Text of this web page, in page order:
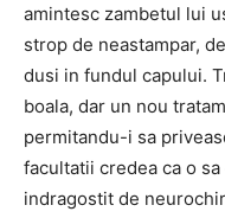
amintesc zambetul lui
strop de neastampar,
dusi in fundul capului.
boala, dar un nou
permitandu-i sa
facultatii credea ca o
indragostit de